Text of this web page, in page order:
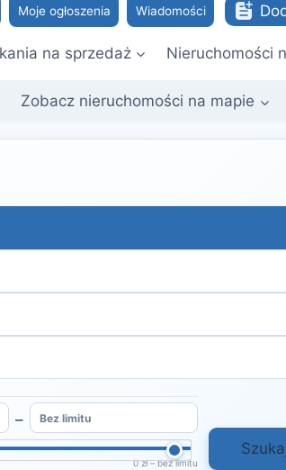
Moje ogłoszenia Wiadomości
na sprzedaż Nieruchomości
Zobacz nieruchomości na mapie
–
0 zł – bez limitu